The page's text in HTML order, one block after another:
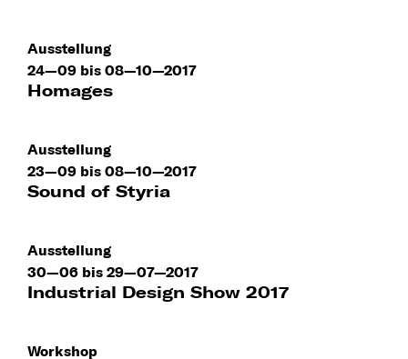
Ausstellung
24—09 bis 08—10—2017
Homages
Ausstellung
23—09 bis 08—10—2017
Sound of Styria
Ausstellung
30—06 bis 29—07—2017
Industrial Design Show 2017
Workshop